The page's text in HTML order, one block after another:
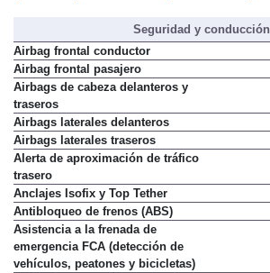
Seguridad y conducción
Airbag frontal conductor
Airbag frontal pasajero
Airbags de cabeza delanteros y
traseros
Airbags laterales delanteros
Airbags laterales traseros
Alerta de aproximación de tráfico
trasero
Anclajes Isofix y Top Tether
Antibloqueo de frenos (ABS)
Asistencia a la frenada de
emergencia FCA (detección de
vehículos, peatones y bicicletas)